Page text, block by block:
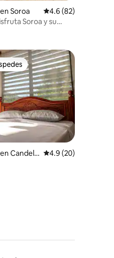
48 evaluaciones
Soroa Calificación
4.6 (82)
Soroa y su
evaluaciones
Candela
Calificación
4.9 (20)